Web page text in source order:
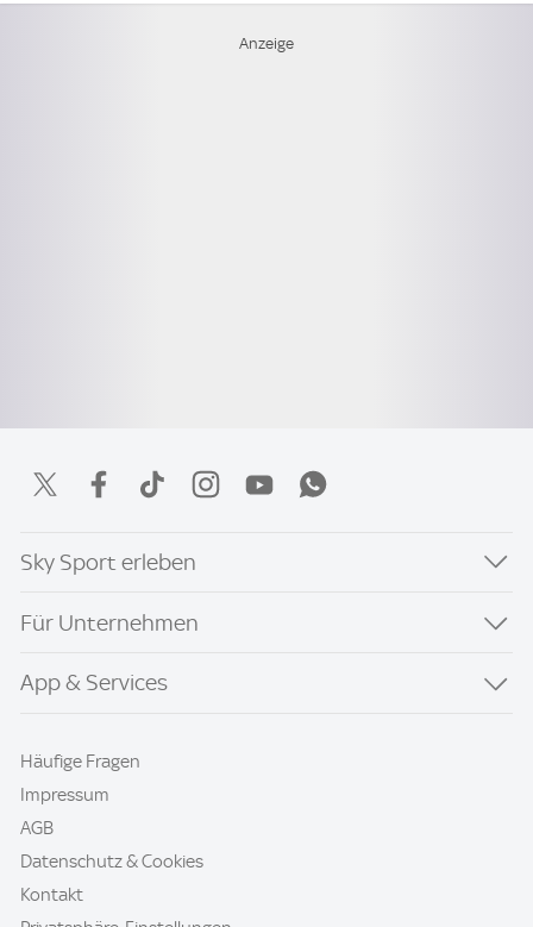
Sky Sport erleben
Für Unternehmen
App & Services
Häufige Fragen
Impressum
AGB
Datenschutz & Cookies
Kontakt